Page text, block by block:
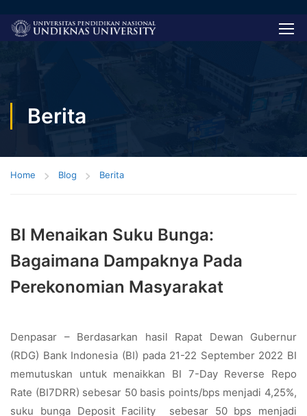
Berita
Home Blog Berita
BI Menaikan Suku Bunga:
Bagaimana Dampaknya Pada
Perekonomian Masyarakat
Denpasar – Berdasarkan hasil Rapat Dewan Gubernur
(RDG) Bank Indonesia (BI) pada 21-22 September 2022 BI
memutuskan untuk menaikkan BI 7-Day Reverse Repo
Rate (BI7DRR) sebesar 50 basis points/bps menjadi 4,25%,
suku bunga Deposit Facility sebesar 50 bps menjadi